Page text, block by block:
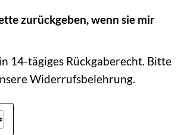
zurückgeben, wenn sie mir
14-tägiges Rückgaberecht. Bitte
Widerrufsbelehrung.